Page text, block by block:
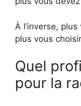
À l’inverse,
plus vous
Quel
pour la